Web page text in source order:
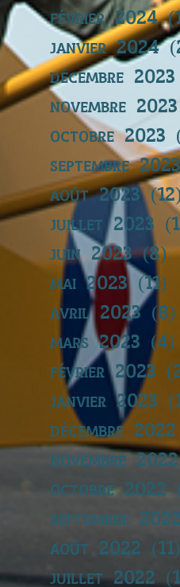
février 2024
janvier 2024
décembre 2023
novembre 2023
octobre 2023
septembre 2023
août 2023
juillet 2023
juin 2023 (8)
mai 2023 (11)
avril 2023 (8)
mars 2023 (4)
février 2023
janvier 2023
décembre 2022
novembre 2022
octobre 2022
septembre 2022
août 2022 (11)
juillet 2022